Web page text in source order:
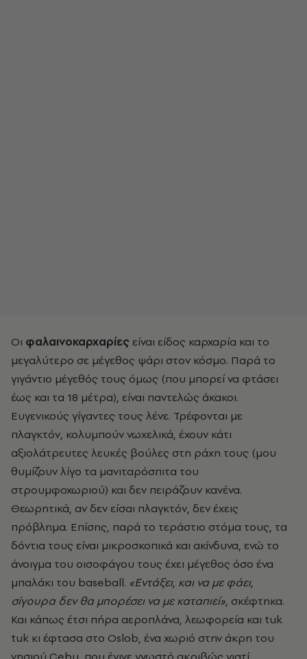
Οι φαλαινοκαρχαρίες είναι είδος καρχαρία και το
μεγαλύτερο σε μέγεθος ψάρι στον κόσμο. Παρά το
γιγάντιο μέγεθός τους όμως (που μπορεί να φτάσει
έως και τα 18 μέτρα), είναι παντελώς άκακοι.
Ευγενικούς γίγαντες τους λένε. Τρέφονται με
πλαγκτόν, κολυμπούν νωχελικά, έχουν κάτι
αξιολάτρευτες λευκές βούλες στη ράχη τους (μου
θυμίζουν λίγο τα μανιταρόσπιτα του
στρουμφοχωριού) και δεν πειράζουν κανένα.
Θεωρητικά, αν δεν είσαι πλαγκτόν, δεν έχεις
πρόβλημα. Επίσης, παρά το τεράστιο στόμα τους, τα
δόντια τους είναι μικροσκοπικά και ακίνδυνα, ενώ το
άνοιγμα του οισοφάγου τους έχει μέγεθος όσο ένα
μπαλάκι του baseball. «Εντάξει, και να με φάει,
σίγουρα δεν θα μπορέσει να με καταπιεί», σκέφτηκα.
Και κάπως έτσι πήρα αεροπλάνα, λεωφορεία και tuk
tuk κι έφτασα στο Oslob, ένα χωριό στην άκρη του